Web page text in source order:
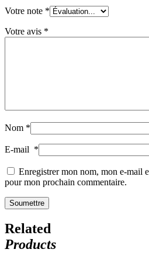
Votre note *
Votre avis *
Nom *
E-mail *
Enregistrer mon nom, mon e-mail
pour mon prochain commentaire.
Related
Products